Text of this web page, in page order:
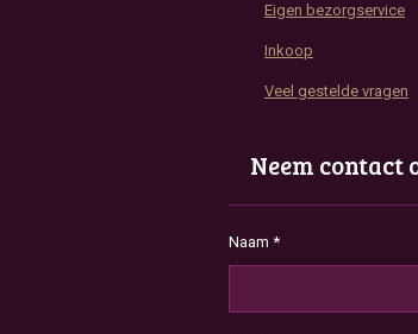
Eigen bezorgservice
Inkoop
Veel gestelde vragen
Neem contact
Naam *